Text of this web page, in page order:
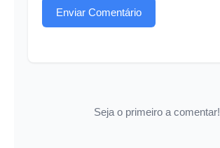
Enviar Comentário
Seja o primeiro a comentar!